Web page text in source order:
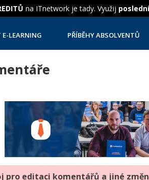
na ITnetwork je tady. Využij
E-LEARNING PŘÍBĚHY ABSOLVENTŮ
pro editaci komentářů a jiné